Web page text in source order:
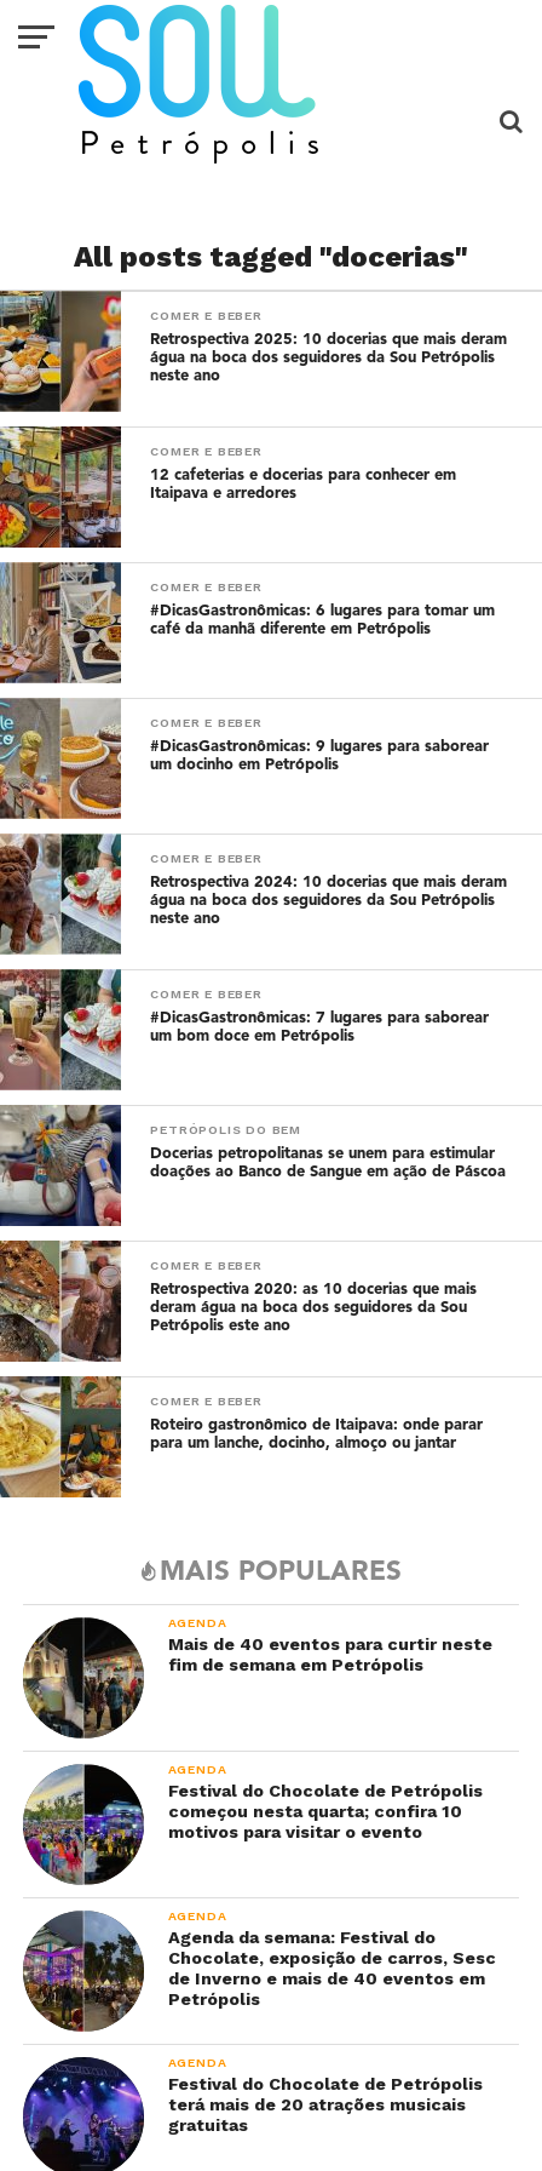
All posts tagged "docerias"
COMER E BEBER
Retrospectiva 2025: 10 docerias que mais deram
água na boca dos seguidores da Sou Petrópolis
neste ano
COMER E BEBER
12 cafeterias e docerias para conhecer em
Itaipava e arredores
COMER E BEBER
#DicasGastronômicas: 6 lugares para tomar um
café da manhã diferente em Petrópolis
COMER E BEBER
#DicasGastronômicas: 9 lugares para saborear
um docinho em Petrópolis
COMER E BEBER
Retrospectiva 2024: 10 docerias que mais deram
água na boca dos seguidores da Sou Petrópolis
neste ano
COMER E BEBER
#DicasGastronômicas: 7 lugares para saborear
um bom doce em Petrópolis
PETRÓPOLIS DO BEM
Docerias petropolitanas se unem para estimular
doações ao Banco de Sangue em ação de Páscoa
COMER E BEBER
Retrospectiva 2020: as 10 docerias que mais
deram água na boca dos seguidores da Sou
Petrópolis este ano
COMER E BEBER
Roteiro gastronômico de Itaipava: onde parar
para um lanche, docinho, almoço ou jantar
MAIS POPULARES
AGENDA
Mais de 40 eventos para curtir neste
fim de semana em Petrópolis
AGENDA
Festival do Chocolate de Petrópolis
começou nesta quarta; confira 10
motivos para visitar o evento
AGENDA
Agenda da semana: Festival do
Chocolate, exposição de carros, Sesc
de Inverno e mais de 40 eventos em
Petrópolis
AGENDA
Festival do Chocolate de Petrópolis
terá mais de 20 atrações musicais
gratuitas